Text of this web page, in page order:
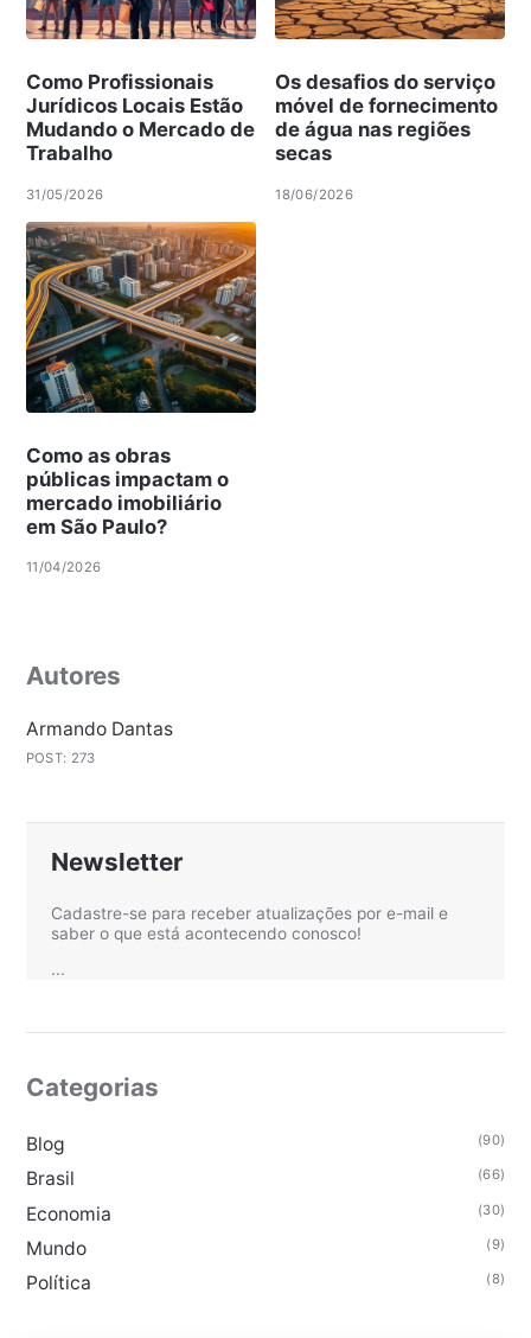
Como Profissionais
Jurídicos Locais Estão
Mudando o Mercado de
Trabalho
31/05/2026
Os desafios do serviço
móvel de fornecimento
de água nas regiões
secas
18/06/2026
Como as obras
públicas impactam o
mercado imobiliário
em São Paulo?
11/04/2026
Autores
Armando Dantas
POST: 273
Newsletter
Cadastre-se para receber atualizações por e-mail e
saber o que está acontecendo conosco!
...
Categorias
Blog (90)
Brasil (66)
Economia (30)
Mundo (9)
Política (8)